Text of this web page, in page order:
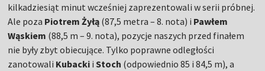
kilkadziesiąt minut wcześniej zaprezentowali w serii próbnej.
Ale poza Piotrem Żyłą (87,5 metra – 8. nota) i Pawłem
Wąskiem (88,5 m – 9. nota), pozycje naszych przed finałem
nie były zbyt obiecujące. Tylko poprawne odległości
zanotowali Kubacki i Stoch (odpowiednio 85 i 84,5 m), a